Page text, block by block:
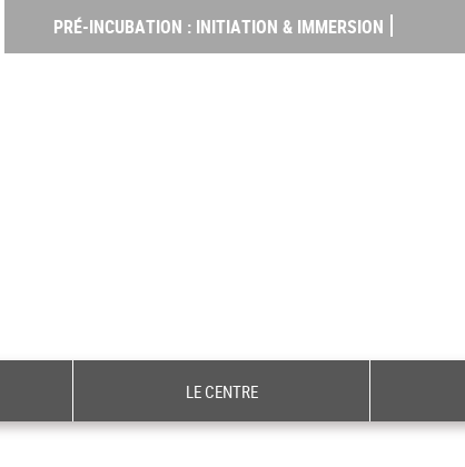
PRÉ-INCUBATION : INITIATION & IMMERSION
LE CENTRE